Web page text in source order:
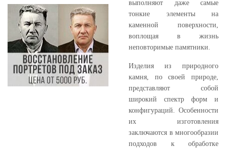
выполняют даже самые
тонкие элементы на
каменной поверхности,
воплощая в жизнь
неповторимые памятники.
Изделия из природного
камня, по своей природе,
представляют собой
широкий спектр форм и
конфигураций. Особенности
их изготовления
заключаются в многообразии
подходов к обработке